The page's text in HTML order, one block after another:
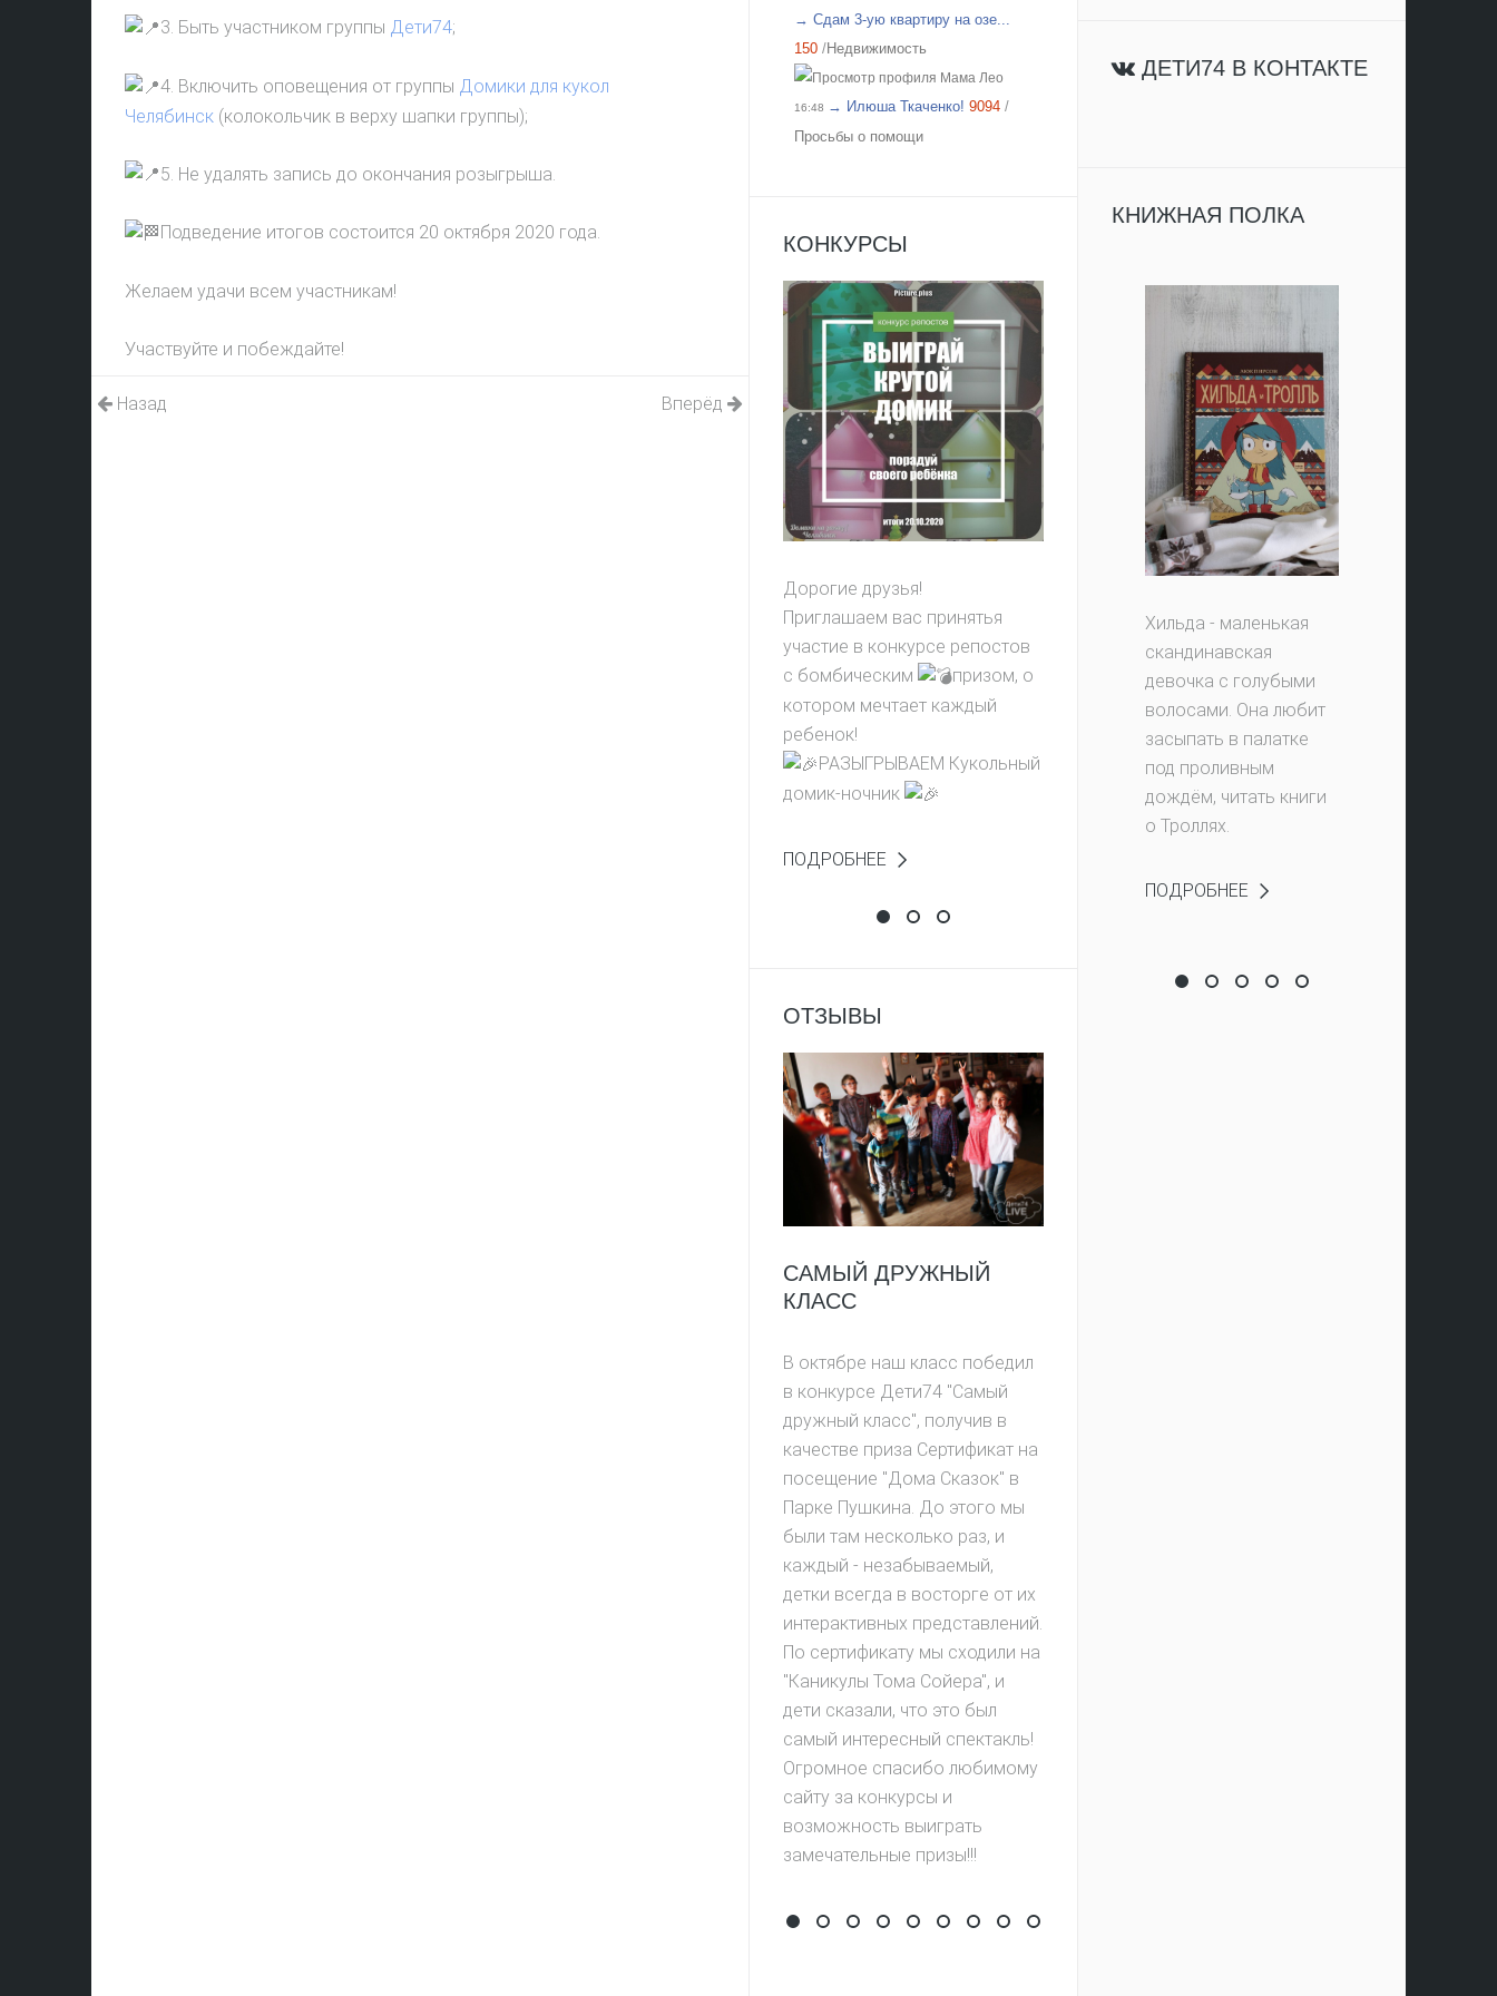
3. Быть участником группы Дети74;
4. Включить оповещения от группы Домики для кукол
Челябинск (колокольчик в верху шапки группы);
5. Не удалять запись до окончания розыгрыша.
Подведение итогов состоится 20 октября 2020 года.
Желаем удачи всем участникам!
Участвуйте и побеждайте!
Назад Вперёд
→ Сдам 3-ую квартиру на озе...
150 /Недвижимость
Мама Лео
16:48 → Илюша Ткаченко! 9094 /
Просьбы о помощи
КОНКУРСЫ
Дорогие друзья!
Приглашаем вас принятья
участие в конкурсе репостов
с бомбическим
призом, о
котором мечтает каждый
ребенок!
РАЗЫГРЫВАЕМ Кукольный
домик-ночник
ПОДРОБНЕЕ
Выиграй домик-ночник!
Фотоконкурс "Живу как в сказке"
НАПИШИ ОТЗЫВ - ВЫИГРАЙ ПРИЗ!
ОТЗЫВЫ
САМЫЙ ДРУЖНЫЙ
КЛАСС
В октябре наш класс победил
в конкурсе Дети74 "Самый
дружный класс", получив в
качестве приза Сертификат на
посещение "Дома Сказок" в
Парке Пушкина. До этого мы
были там несколько раз, и
каждый - незабываемый,
детки всегда в восторге от их
интерактивных представлений.
По сертификату мы сходили на
"Каникулы Тома Сойера", и
дети сказали, что это был
самый интересный спектакль!
Огромное спасибо любимому
сайту за конкурсы и
возможность выиграть
замечательные призы!!!
Самый дружный класс
фестиваль #шокоlive
День рождения сайта
Фестиваль забытых игр
Фестиваль цыплят по осени считают
Детский Фестиваль Мыльных Пузырей
Забег в ползунках
День почтальона
Первые победы
ДЕТИ74 В КОНТАКТЕ
КНИЖНАЯ ПОЛКА
Хильда - маленькая
скандинавская
девочка с голубыми
волосами. Она любит
засыпать в палатке
под проливным
дождём, читать книги
о Троллях.
ПОДРОБНЕЕ
Что не так с Древесным человеком?
Волшебство по ночам
Снеговики? Нет, не слышали!
Все внимание на «здесь
Приключения